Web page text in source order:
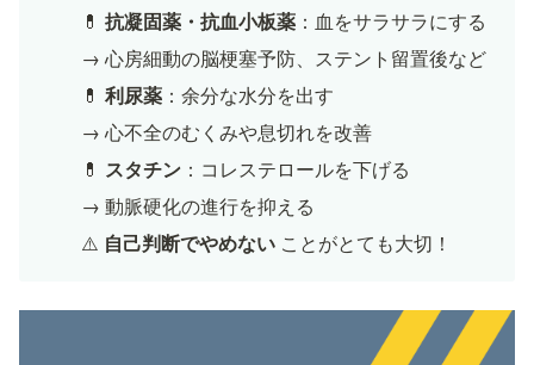
💊 抗凝固薬・抗血小板薬 ：血をサラサラにする
→ 心房細動の脳梗塞予防、ステント留置後など
💊 利尿薬 ：余分な水分を出す
→ 心不全のむくみや息切れを改善
💊 スタチン ：コレステロールを下げる
→ 動脈硬化の進行を抑える
⚠️ 自己判断でやめない ことがとても大切！